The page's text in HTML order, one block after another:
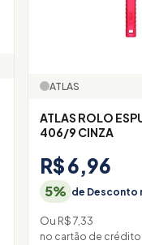
ATLAS
ATLAS ROLO
406/9 CINZA
R$ 6,96
5% de Desconto
Ou R$ 7,33
no cartão de crédito